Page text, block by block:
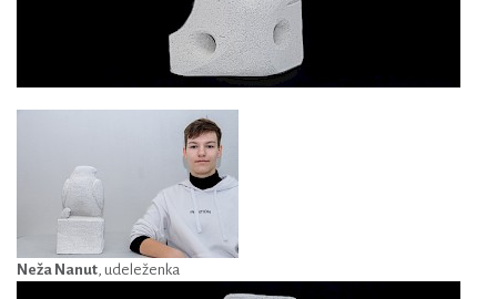
Neža Nanut, udeleženka